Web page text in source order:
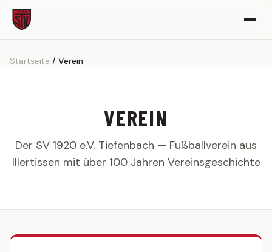
VEREIN
Kickerle-Archiv
Startseite Verein
VEREIN
Der SV 1920 e.V. Tiefenbach — Fußballverein aus
Illertissen mit über 100 Jahren Vereinsgeschichte